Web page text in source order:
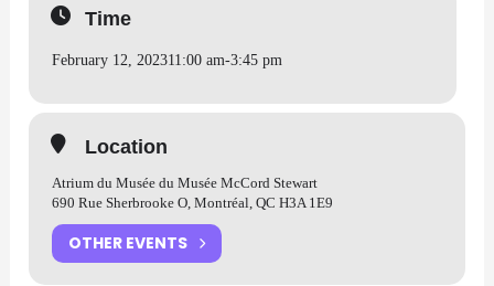
l’écoute des histoires des communautés chinoises,
afrodescendantes et autochtones souvent trop peu racontées. À
collection Photographie du Musée, vous êtes invité à réfléchir sur
Site officiel
Aller à l’activité
Time
February 12, 202311:00 am-3:45 pm
Location
Atrium du Musée du Musée McCord Stewart
690 Rue Sherbrooke O, Montréal, QC H3A 1E9
OTHER EVENTS